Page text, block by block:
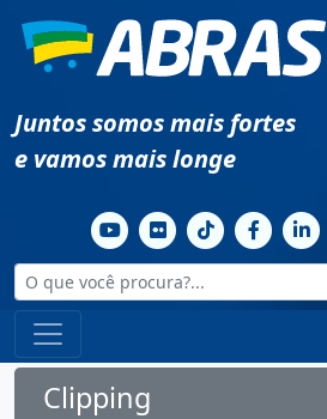
Juntos somos mais fortes
e vamos mais longe
Clipping